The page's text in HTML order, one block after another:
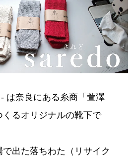
- は奈良にある糸商「萱澤
るオリジナルの靴下で
で出た落ちわた（リサイク